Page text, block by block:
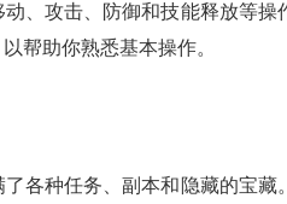
、攻击、防御和技能释放等操
帮助你熟悉基本操作。
各种任务、副本和隐藏的宝